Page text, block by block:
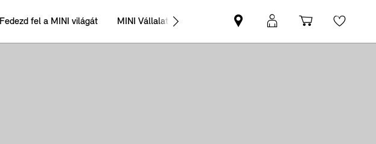
Fedezd fel a MINI világát MINI Vállalati értékesítés
MINI-
partner
MyMINI
belépés